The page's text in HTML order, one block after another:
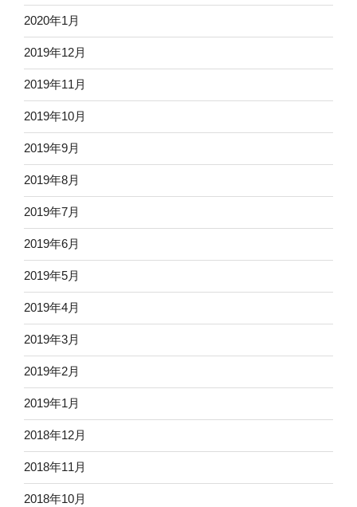
2020年1月
2019年12月
2019年11月
2019年10月
2019年9月
2019年8月
2019年7月
2019年6月
2019年5月
2019年4月
2019年3月
2019年2月
2019年1月
2018年12月
2018年11月
2018年10月